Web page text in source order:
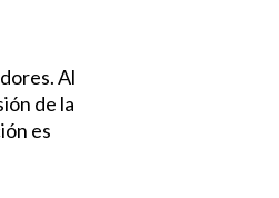
Al
de la
es